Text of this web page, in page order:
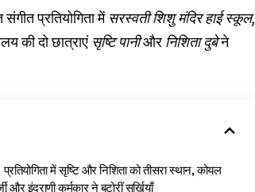
संगीत प्रतियोगिता में सरस्वती शिशु मंदिर हाई स्कूल,
की दो छात्राएं सृष्टि पानीऔर निशिता दुबेने
प्रतियोगिता में सृष्टि और निशिता को तीसरा स्थान, कोयल
और इंद्राणी कर्मकार ने बटोरीं सुर्खियाँ